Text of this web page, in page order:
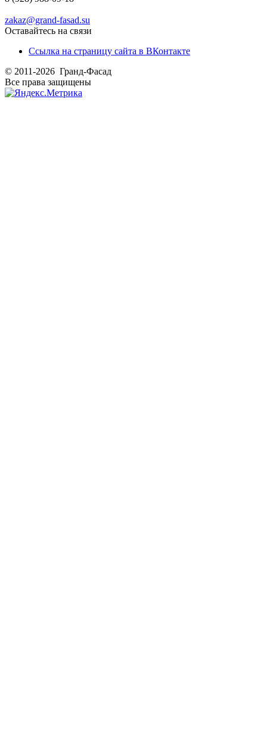
zakaz@grand-fasad.su
Оставайтесь на связи
Ссылка на страницу сайта в ВКонтакте
© 2011-2026 Гранд-Фасад
Все права защищены